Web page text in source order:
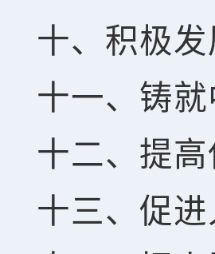
十、积极
十一、铸
十二、提
十三、促